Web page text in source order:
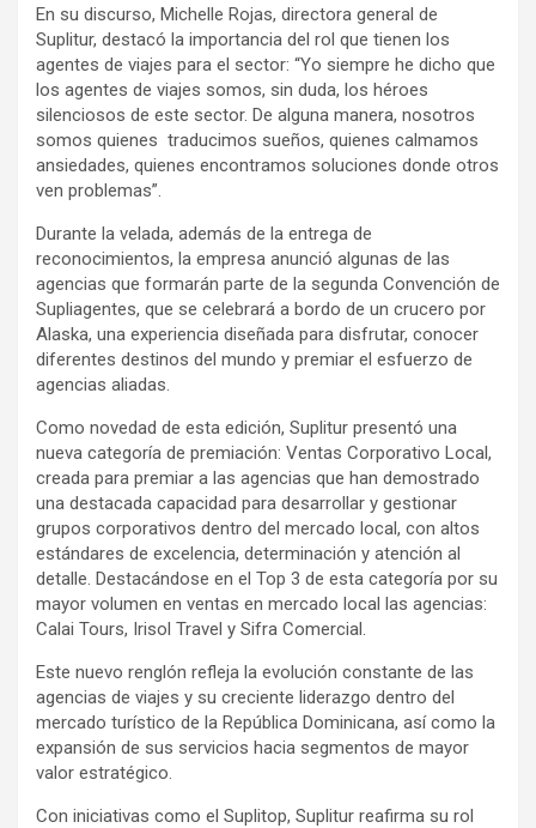
En su discurso, Michelle Rojas, directora general de
Suplitur, destacó la importancia del rol que tienen los
agentes de viajes para el sector: “Yo siempre he dicho que
los agentes de viajes somos, sin duda, los héroes
silenciosos de este sector. De alguna manera, nosotros
somos quienes traducimos sueños, quienes calmamos
ansiedades, quienes encontramos soluciones donde otros
ven problemas”.
Durante la velada, además de la entrega de
reconocimientos, la empresa anunció algunas de las
agencias que formarán parte de la segunda Convención de
Supliagentes, que se celebrará a bordo de un crucero por
Alaska, una experiencia diseñada para disfrutar, conocer
diferentes destinos del mundo y premiar el esfuerzo de
agencias aliadas.
Como novedad de esta edición, Suplitur presentó una
nueva categoría de premiación: Ventas Corporativo Local,
creada para premiar a las agencias que han demostrado
una destacada capacidad para desarrollar y gestionar
grupos corporativos dentro del mercado local, con altos
estándares de excelencia, determinación y atención al
detalle. Destacándose en el Top 3 de esta categoría por su
mayor volumen en ventas en mercado local las agencias:
Calai Tours, Irisol Travel y Sifra Comercial.
Este nuevo renglón refleja la evolución constante de las
agencias de viajes y su creciente liderazgo dentro del
mercado turístico de la República Dominicana, así como la
expansión de sus servicios hacia segmentos de mayor
valor estratégico.
Con iniciativas como el Suplitop, Suplitur reafirma su rol